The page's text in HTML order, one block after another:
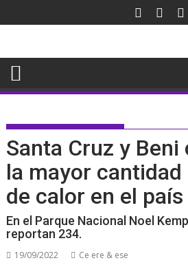
al
Santa Cruz y
la mayor
de calor en el país
En el Parque Nacional Noel
reportan 234.
19/09/2022 Ce ere & ese